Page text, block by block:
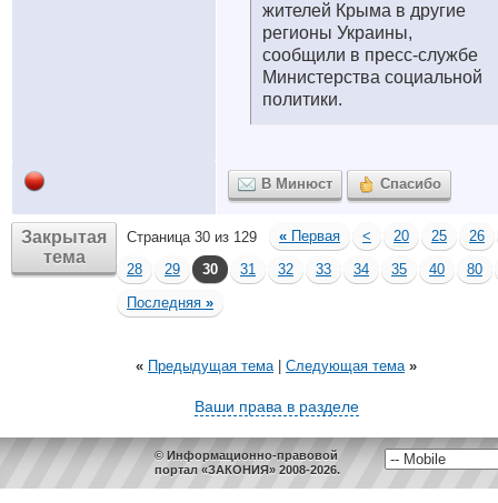
жителей Крыма в другие
регионы Украины,
сообщили в пресс-службе
Министерства социальной
политики.
В Минюст Спасибо
Закрытая
тема
Страница 30 из 129 « Первая < 20 25
26
28
29 30 31 32 33 34 35 40
80
Последняя »
« Предыдущая тема| Следующая тема »
Ваши права в разделе
© Информационно-правовой
портал «ЗАКОНИЯ» 2008-2026.